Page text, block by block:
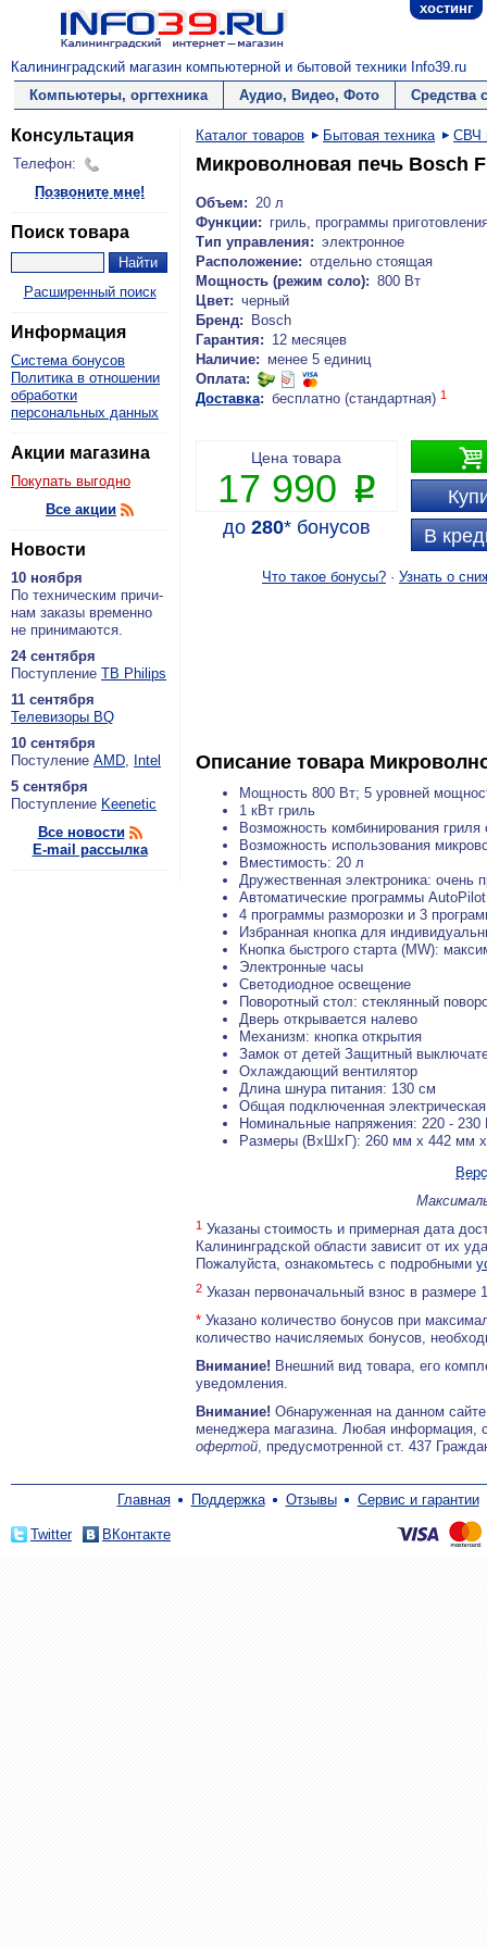
хостинг
Калининградский магазин компьютерной и бытовой техники Info39.ru
Компьютеры, оргтехника
Аудио, Видео, Фото Средства
Консультация
Телефон:
Позвоните мне!
Поиск товара
Расширенный поиск
Информация
Система бонусов
Политика в отношении
обработки
персональных данных
Акции магазина
Покупать выгодно
Все акции
Новости
10 ноября
По тех­ни­че­ским при­чи­
нам за­ка­зы вре­мен­но
не при­ни­ма­ют­ся.
24 сентября
По­ступ­ле­ние ТВ Philips
11 сентября
Теле­ви­зо­ры BQ
10 сентября
По­сту­ле­ние AMD, Intel
5 сентября
По­ступ­ле­ние Keenetic
Все новости
E-mail рассылка
Каталог товаров Бытовая техника СВЧ
Микроволновая печь Bosch
Объем: 20 л
Функции: гриль, программы
Тип управления: электронное
Расположение: отдельно стоящая
Мощность (режим соло): 800 Вт
Цвет: черный
Бренд:
Bosch
Гарантия: 12 месяцев
Наличие: менее 5 единиц
Оплата:
Доставка: бесплатно (стандартная) 1

В
Цена товара
17 990 P
до 280*бонусов
Что такое бонусы? · Узнать о
Описание товара
Мощность 800 Вт; 5 уровней
1 кВт гриль
Возможность комбинирования
Возможность использования
Вместимость: 20 л
Дружественная электроника: очень
Автоматические программы
4 программы разморозки и 3
Избранная кнопка для
Кнопка быстрого старта (MW):
Электронные часы
Светодиодное освещение
Поворотный стол: стеклянный
Дверь открывается налево
Механизм: кнопка открытия
Замок от детей Защитный
Охлаждающий вентилятор
Длина шнура питания: 130 см
Общая подключенная электрическая
Номинальные напряжения: 220 - 230
Размеры (ВхШхГ): 260 мм x 442 мм
1 Указаны стоимость и примерная дата
Калининградской области зависит от их
Пожалуйста, ознакомьтесь с подробными
2 Указан первоначальный взнос в
* Указано количество бонусов при
количество начисляемых бонусов,
Внимание! Внешний вид товара, его
уведомления.
Внимание! Обнаруженная на данном
менеджера магазина. Любая информация,
офертой, предусмотренной ст. 437
Главная Поддержка Отзывы Сервис и гарантии
Twitter ВКонтакте